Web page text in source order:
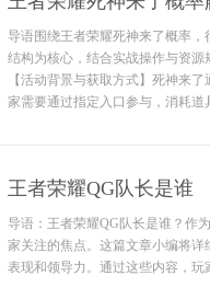
导语围绕王者荣耀死神来了概率
结构为核心，结合实战操作与资
【活动背景与获取方式】死神来
家需要通过指定入口参与，消耗道
王者荣耀QG队长是谁
导语：王者荣耀QG队长是谁？作
家关注的焦点。这篇文章小编将
表现和领导力。通过这些内容，